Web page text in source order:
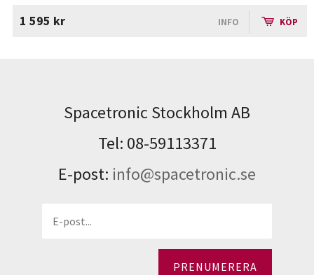
1 595 kr INFO KÖP
Spacetronic Stockholm AB
Tel: 08-59113371
E-post: info@spacetronic.se
PRENUMERERA